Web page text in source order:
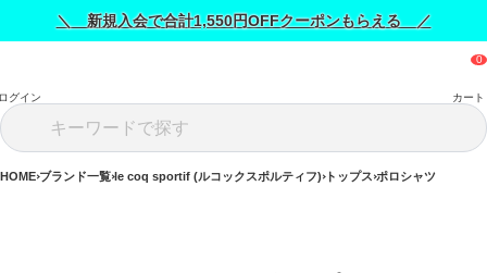
＼ 新規入会で合計1,550円OFFクーポンもらえる ／
グイン カート
HOME ブランド一覧 le coq sportif (ルコックスポルティフ) トップス ポロシャツ